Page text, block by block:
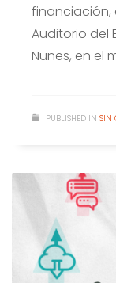
financiación,
Auditorio del
Nunes, en el
PUBLISHED IN SIN